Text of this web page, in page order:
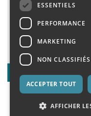
Mentions
ESSENTIELS
PERFORMANCE
MARKETING
NON CLASSIFIÉS
ACCEPTER TOUT
AFFICHER